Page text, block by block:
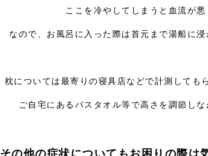
ここを冷やしてしまうと血流が悪
なので、お風呂に入った際は首元まで湯船に
枕については最寄りの寝具店などで計測しても
ご自宅にあるバスタオル等で高さを調節し
その他の症状についてもお困りの際は